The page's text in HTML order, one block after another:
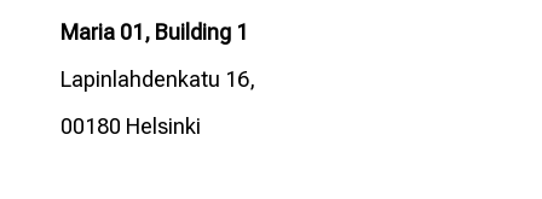
Maria 01, Building 1
Lapinlahdenkatu 16,
00180 Helsinki